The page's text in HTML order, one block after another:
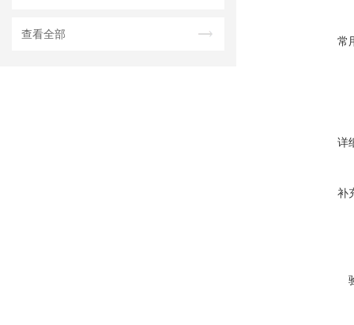
查看全部
常
详
补